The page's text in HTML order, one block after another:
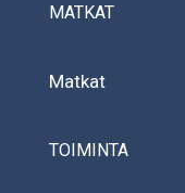
MATKAT
Matkat
TOIMINTA